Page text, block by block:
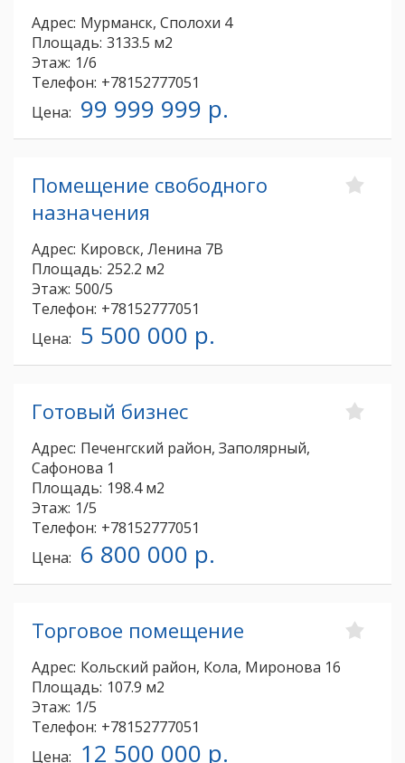
Адрес: Мурманск, Сполохи 4
Площадь: 3133.5 м2
Этаж: 1/6
Телефон: +78152777051
Цена: 99 999 999 р.
Помещение свободного
назначения
Адрес: Кировск, Ленина 7В
Площадь: 252.2 м2
Этаж: 500/5
Телефон: +78152777051
Цена: 5 500 000 р.
Готовый бизнес
Адрес: Печенгский район, Заполярный,
Сафонова 1
Площадь: 198.4 м2
Этаж: 1/5
Телефон: +78152777051
Цена: 6 800 000 р.
Торговое помещение
Адрес: Кольский район, Кола, Миронова 16
Площадь: 107.9 м2
Этаж: 1/5
Телефон: +78152777051
Цена: 12 500 000 р.